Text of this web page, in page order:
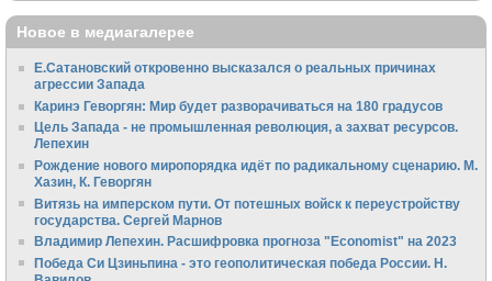
Новое в медиагалерее
Е.Сатановский откровенно высказался о реальных причинах
агрессии Запада
Каринэ Геворгян: Мир будет разворачиваться на 180 градусов
Цель Запада - не промышленная революция, а захват ресурсов.
Лепехин
Рождение нового миропорядка идёт по радикальному сценарию. М.
Хазин, К. Геворгян
Витязь на имперском пути. От потешных войск к переустройству
государства. Сергей Марнов
Владимир Лепехин. Расшифровка прогноза "Economist" на 2023
Победа Си Цзиньпина - это геополитическая победа России. Н.